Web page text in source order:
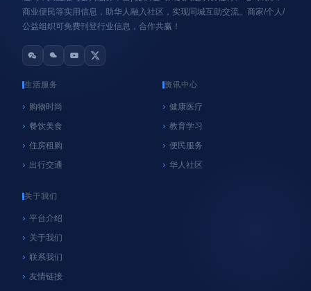
心系纽约
NYC官方垃圾桶执法再延期！9月8日前未使用官
06/18/2026
商业便民等实用信息，助华人融入社区，实现同城互助交流。商家/个人/
公益组织可免费刊登行业信息，合作共赢！
生活服务
购物时尚
餐饮美食
住房租购
出行交通
资讯中心
健康医疗
教育学习
便民服务
华人社区
关于我们
平台介绍
关于我们
联系我们
友情链接